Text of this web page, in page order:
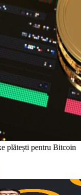
plătești pentru Bitcoin